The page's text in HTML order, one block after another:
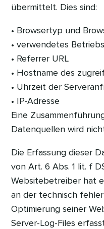
übermittelt. Dies sind:
• Browsertyp und
• verwendetes
• Referrer URL
• Hostname des
• Uhrzeit der
• IP-Adresse
Eine
Datenquellen wird
Die Erfassung dieser
von Art. 6 Abs. 1 lit. f
Websitebetreiber hat
an der technisch
Optimierung seiner
Server-Log-Files